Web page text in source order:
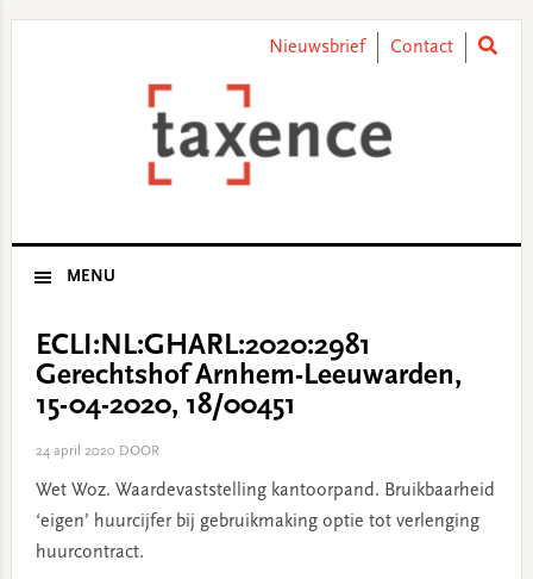
Nieuwsbrief Contact
MENU
ECLI:NL:GHARL:2020:2981
Gerechtshof Arnhem-Leeuwarden,
15-04-2020, 18/00451
24 april 2020 DOOR
Wet Woz. Waardevaststelling kantoorpand. Bruikbaarheid
‘eigen’ huurcijfer bij gebruikmaking optie tot verlenging
huurcontract.